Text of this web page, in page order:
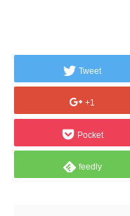
Tweet
+1
Pocket
feedly